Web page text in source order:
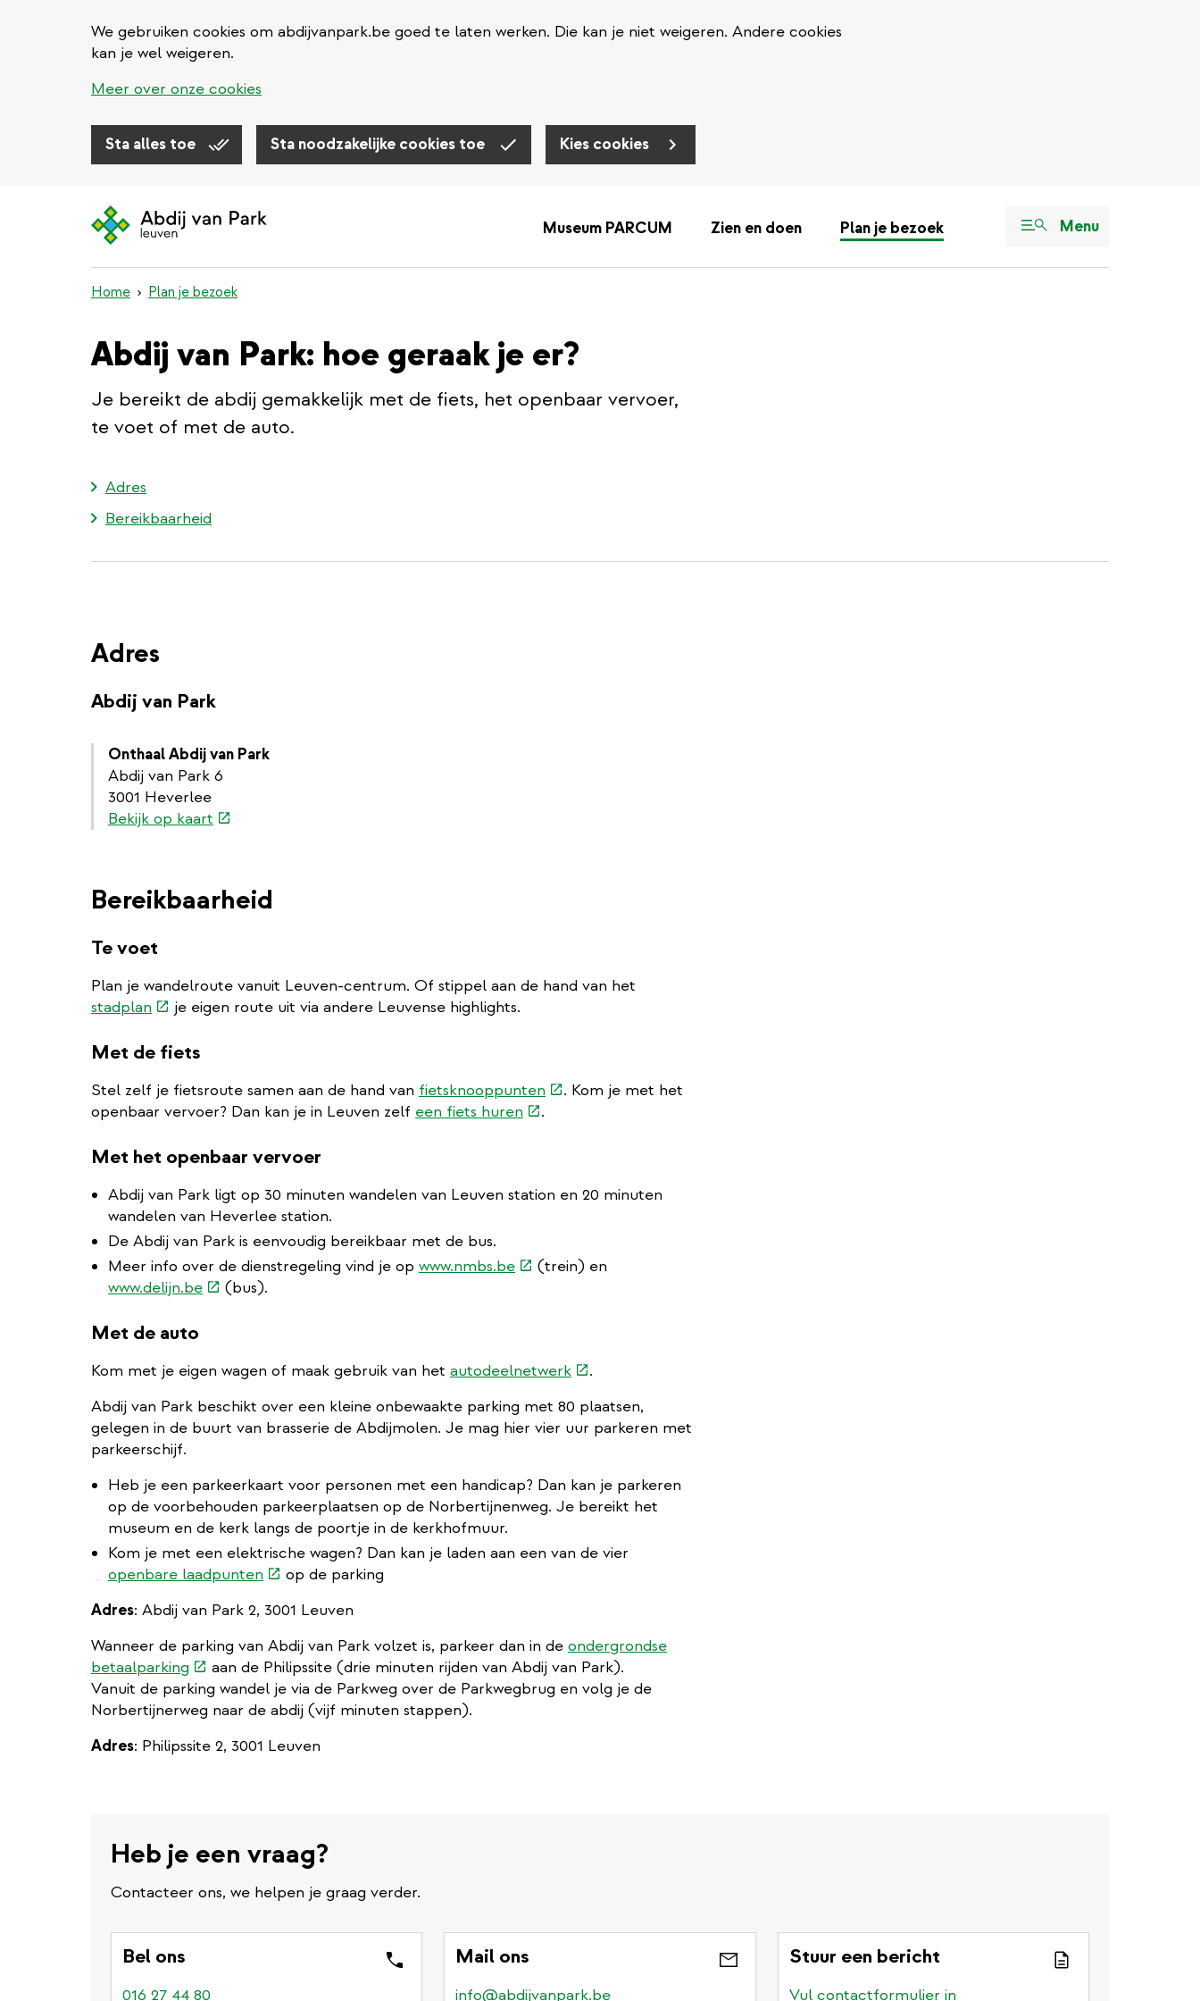
We gebruiken cookies om abdijvanpark.be goed te laten werken. Die kan je niet weigeren. Andere cookies
kan je wel weigeren.
Meer over onze cookies
Sta alles toe Sta noodzakelijke cookies toe Kies cookies
Museum PARCUM Zien en doen Plan je bezoek Menu
Home Plan je bezoek
Abdij van Park: hoe geraak je er?
Je bereikt de abdij gemakkelijk met de fiets, het openbaar vervoer,
te voet of met de auto.
Adres
Bereikbaarheid
Adres
Abdij van Park
Onthaal Abdij van Park
Abdij van Park 6
3001 Heverlee
Bekijk op kaart (externe
Bereikbaarheid
Te voet
Plan je wandelroute vanuit Leuven-centrum. Of stippel aan de hand van het
stadplan (externe
je eigen route uit via andere Leuvense highlights.
Met de fiets
Stel zelf je fietsroute samen aan de hand van fietsknooppunten (externe
. Kom je met het
openbaar vervoer? Dan kan je in Leuven zelf een fiets huren (externe
.
Met het openbaar vervoer
Abdij van Park ligt op 30 minuten wandelen van Leuven station en 20 minuten
wandelen van Heverlee station.
De Abdij van Park is eenvoudig bereikbaar met de bus.
Meer info over de dienstregeling vind je op www.nmbs.be(externe
(trein) en
www.delijn.be(externe
(bus).
Met de auto
Kom met je eigen wagen of maak gebruik van het autodeelnetwerk(externe
.
Abdij van Park beschikt over een kleine onbewaakte parking met 80 plaatsen,
gelegen in de buurt van brasserie de Abdijmolen. Je mag hier vier uur parkeren met
parkeerschijf.
Heb je een parkeerkaart voor personen met een handicap? Dan kan je parkeren
op de voorbehouden parkeerplaatsen op de Norbertijnenweg. Je bereikt het
museum en de kerk langs de poortje in de kerkhofmuur.
Kom je met een elektrische wagen? Dan kan je laden aan een van de vier
openbare laadpunten (externe
op de parking
Adres: Abdij van Park 2, 3001 Leuven
Wanneer de parking van Abdij van Park volzet is, parkeer dan in de ondergrondse
betaalparking (externe
link)
aan de Philipssite (drie minuten rijden van Abdij van Park).
Vanuit de parking wandel je via de Parkweg over de Parkwegbrug en volg je de
Norbertijnerweg naar de abdij (vijf minuten stappen).
Adres: Philipssite 2, 3001 Leuven
Heb je een vraag?
Contacteer ons, we helpen je graag verder.
Bel ons
016 27 44 80
Mail ons
info@abdijvanpark.be
Stuur een bericht
Vul contactformulier in